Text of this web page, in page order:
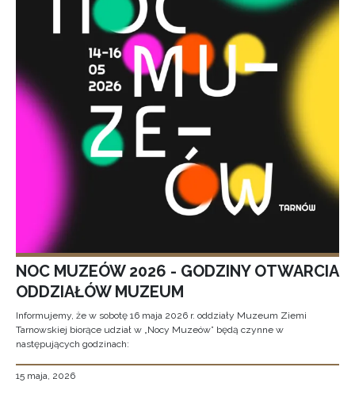
NOC MUZEÓW 2026 - GODZINY OTWARCIA
ODDZIAŁÓW MUZEUM
Informujemy, że w sobotę 16 maja 2026 r. oddziały Muzeum Ziemi
Tarnowskiej biorące udział w „Nocy Muzeów” będą czynne w
następujących godzinach:
15 maja, 2026